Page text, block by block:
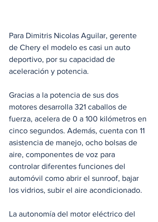
Para Dimitris Nicolas Aguilar, gerente
de Chery el modelo es casi un auto
deportivo, por su capacidad de
aceleración y potencia.
Gracias a la potencia de sus dos
motores desarrolla 321 caballos de
fuerza, acelera de 0 a 100 kilómetros en
cinco segundos. Además, cuenta con 11
asistencia de manejo, ocho bolsas de
aire, componentes de voz para
controlar diferentes funciones del
automóvil como abrir el sunroof, bajar
los vidrios, subir el aire acondicionado.
La autonomía del motor eléctrico del